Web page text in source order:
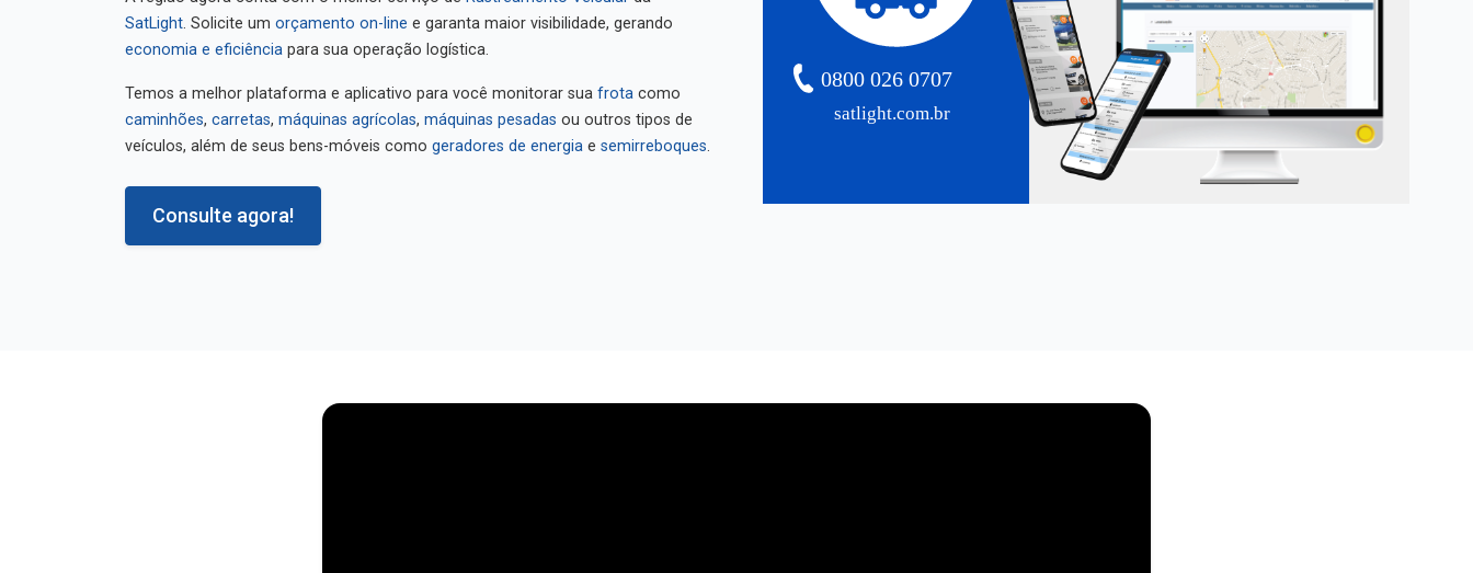
SatLight . Solicite um orçamento on-line e garanta maior visibilidade, gerando
economia e eficiência para sua operação logística.
Temos a melhor plataforma e aplicativo para você monitorar sua frota como
caminhões carretas máquinas agrícolas máquinas pesadas ou outros tipos de
veículos, além de seus bens-móveis como geradores de energia e semirreboques
Consulte agora!
satlight.com.br
0800 026 0707